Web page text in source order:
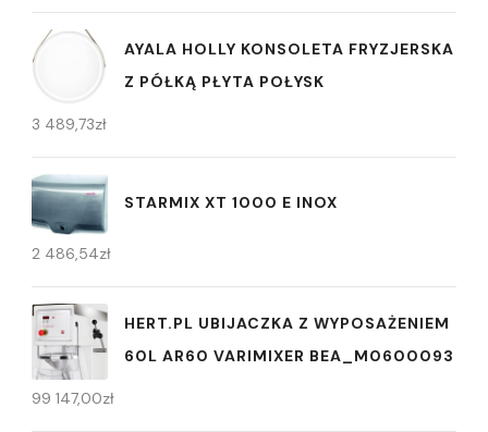
AYALA HOLLY KONSOLETA FRYZJERSKA
Z PÓŁKĄ PŁYTA POŁYSK
3 489,73zł
STARMIX XT 1000 E INOX
2 486,54zł
HERT.PL UBIJACZKA Z WYPOSAŻENIEM
60L AR60 VARIMIXER BEA_M0600093
99 147,00zł